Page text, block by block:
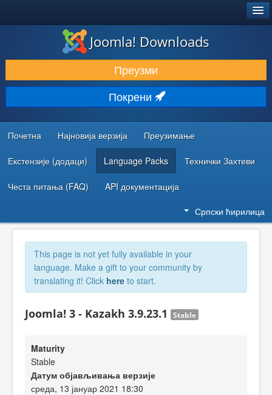
ПРЕУЗИМАЊЕ И ПРОШИРЕЊА (ЕКСТЕНЗИЈЕ)
ОТКРИЈТЕ И НАУЧИТЕ
ЗАЈЕДНИЦА И ПОДРШКА
РЕСУРСИ ЗА РАЗВОЈ
Joomla! Downloads
Преузми
Покрени
Почетна Најновија верзија Преузимање
Екстензије (додаци) Language Packs Технички Захтеви
Честа питања (FAQ) API документација
Српски ћирилица
This page is not yet fully available in your
language. Make a gift to your community by
translating it! Click here to start.
Joomla! 3 - Kazakh 3.9.23.1 Stable
Maturity
Stable
Датум објављивања верзије
среда, 13 јануар 2021 18:30